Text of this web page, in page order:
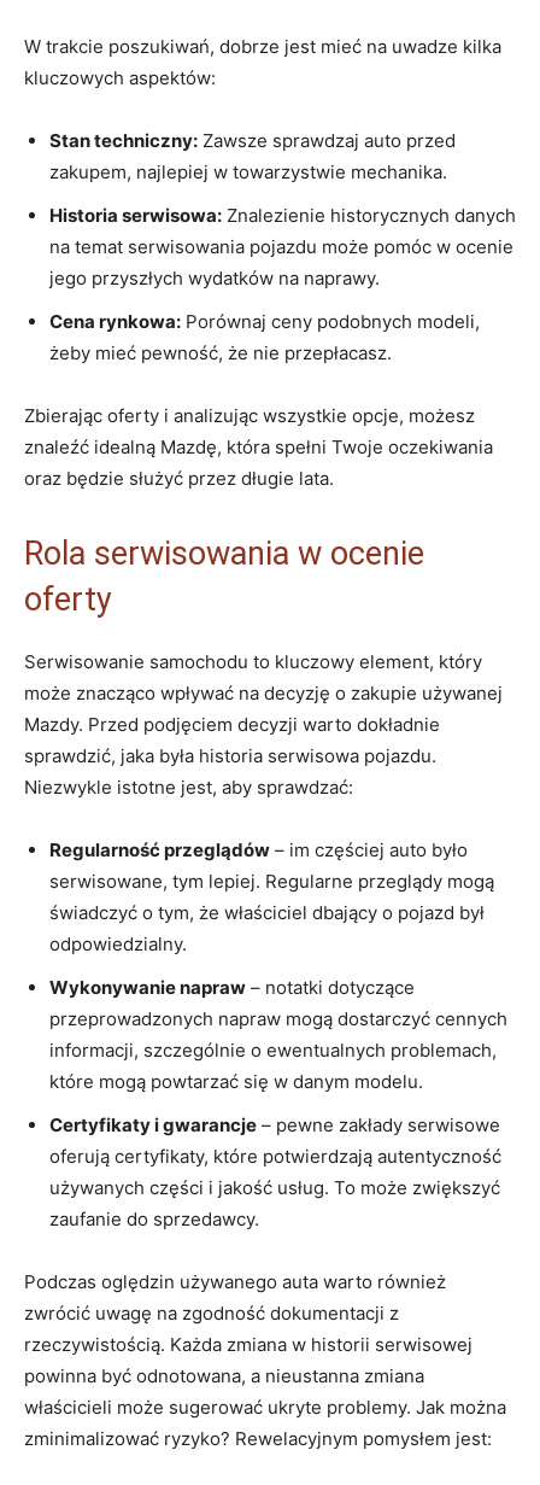
W trakcie poszukiwań, dobrze jest mieć na uwadze kilka
kluczowych aspektów:
Stan techniczny: Zawsze sprawdzaj auto przed
zakupem, najlepiej w towarzystwie mechanika.
Historia serwisowa: Znalezienie historycznych danych
na temat serwisowania pojazdu może pomóc w ocenie
jego przyszłych wydatków na naprawy.
Cena rynkowa: Porównaj ceny podobnych modeli,
żeby mieć pewność, że nie przepłacasz.
Zbierając oferty i analizując wszystkie opcje, możesz
znaleźć idealną Mazdę, która spełni Twoje oczekiwania
oraz będzie służyć przez długie lata.
Rola serwisowania w ocenie
oferty
Serwisowanie samochodu to kluczowy element, który
może znacząco wpływać na decyzję o zakupie używanej
Mazdy. Przed podjęciem decyzji warto dokładnie
sprawdzić, jaka była historia serwisowa pojazdu.
Niezwykle istotne jest, aby sprawdzać:
Regularność przeglądów – im częściej auto było
serwisowane, tym lepiej. Regularne przeglądy mogą
świadczyć o tym, że właściciel dbający o pojazd był
odpowiedzialny.
Wykonywanie napraw – notatki dotyczące
przeprowadzonych napraw mogą dostarczyć cennych
informacji, szczególnie o ewentualnych problemach,
które mogą powtarzać się w danym modelu.
Certyfikaty i gwarancje – pewne zakłady serwisowe
oferują certyfikaty, które potwierdzają autentyczność
używanych części i jakość usług. To może zwiększyć
zaufanie do sprzedawcy.
Podczas oględzin używanego auta warto również
zwrócić uwagę na zgodność dokumentacji z
rzeczywistością. Każda zmiana w historii serwisowej
powinna być odnotowana, a nieustanna zmiana
właścicieli może sugerować ukryte problemy. Jak można
zminimalizować ryzyko? Rewelacyjnym pomysłem jest: